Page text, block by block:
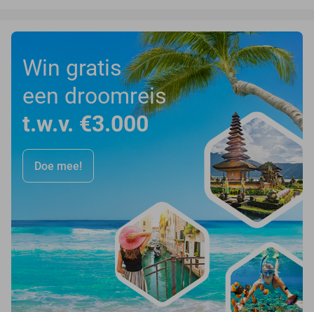
Win gratis
een droomreis
t.w.v. €3.000
Doe mee!